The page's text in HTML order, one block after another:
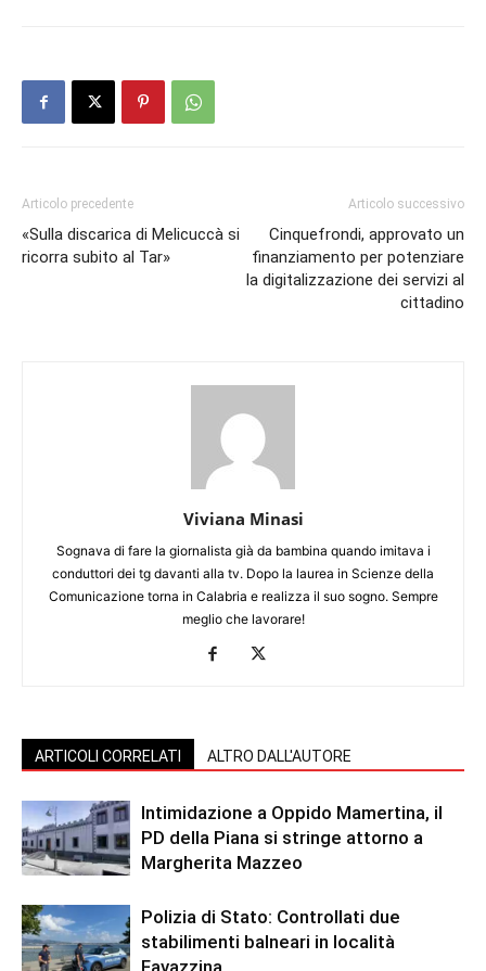
Articolo precedente
«Sulla discarica di Melicuccà si
ricorra subito al Tar»
Articolo successivo
Cinquefrondi, approvato un
finanziamento per potenziare
la digitalizzazione dei servizi al
cittadino
Viviana Minasi
Sognava di fare la giornalista già da bambina quando imitava i
conduttori dei tg davanti alla tv. Dopo la laurea in Scienze della
Comunicazione torna in Calabria e realizza il suo sogno. Sempre
meglio che lavorare!
ARTICOLI CORRELATI ALTRO DALL'AUTORE
Intimidazione a Oppido Mamertina, il
PD della Piana si stringe attorno a
Margherita Mazzeo
Polizia di Stato: Controllati due
stabilimenti balneari in località